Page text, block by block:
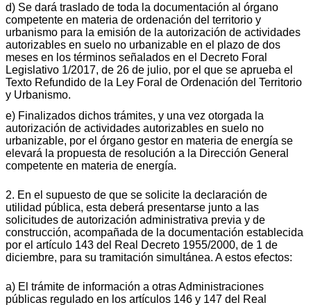
d) Se dará traslado de toda la documentación al órgano
competente en materia de ordenación del territorio y
urbanismo para la emisión de la autorización de actividades
autorizables en suelo no urbanizable en el plazo de dos
meses en los términos señalados en el Decreto Foral
Legislativo 1/2017, de 26 de julio, por el que se aprueba el
Texto Refundido de la Ley Foral de Ordenación del Territorio
y Urbanismo.
e) Finalizados dichos trámites, y una vez otorgada la
autorización de actividades autorizables en suelo no
urbanizable, por el órgano gestor en materia de energía se
elevará la propuesta de resolución a la Dirección General
competente en materia de energía.
2. En el supuesto de que se solicite la declaración de
utilidad pública, esta deberá presentarse junto a las
solicitudes de autorización administrativa previa y de
construcción, acompañada de la documentación establecida
por el artículo 143 del Real Decreto 1955/2000, de 1 de
diciembre, para su tramitación simultánea. A estos efectos:
a) El trámite de información a otras Administraciones
públicas regulado en los artículos 146 y 147 del Real